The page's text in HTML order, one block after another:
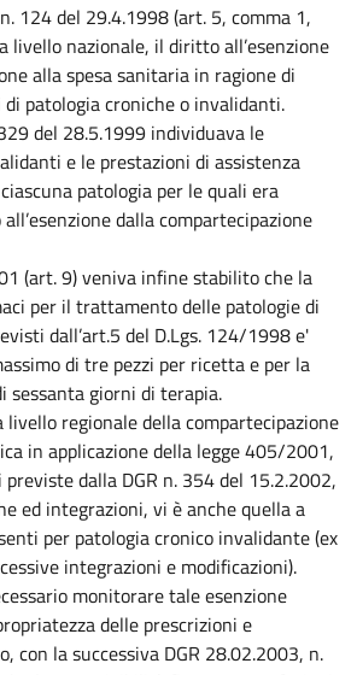
124 del 29.4.1998 (art. 5, comma 1,
livello nazionale, il diritto all’esenzione
alla spesa sanitaria in ragione di
patologia croniche o invalidanti.
del 28.5.1999 individuava le
e le prestazioni di assistenza
patologia per le quali era
dalla compartecipazione
(art. 9) veniva infine stabilito che la
per il trattamento delle patologie di
dall’art.5 del D.Lgs. 124/1998 e'
di tre pezzi per ricetta e per la
sessanta giorni di terapia.
livello regionale della compartecipazione
in applicazione della legge 405/2001,
dalla DGR n. 354 del 15.2.2002,
ed integrazioni, vi è anche quella a
per patologia cronico invalidante (ex
integrazioni e modificazioni).
monitorare tale esenzione
delle prescrizioni e
con la successiva DGR 28.02.2003, n.